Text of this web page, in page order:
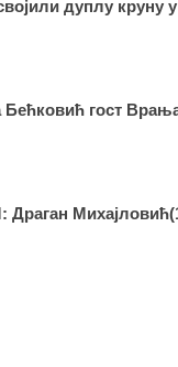
дуплу круну
Бећковић гост
Драган